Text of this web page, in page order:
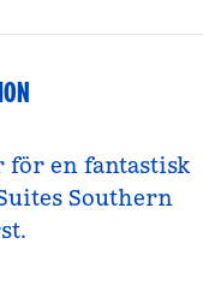
för en fantastisk
Southern